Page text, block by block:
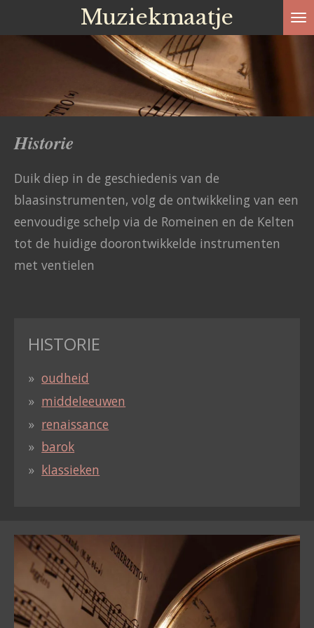
direct
hoofdinhoud
Muziekmaatje
Historie
Duik diep in de geschiedenis van de
blaasinstrumenten, volg de ontwikkeling van een
eenvoudige schelp via de Romeinen en de Kelten
tot de huidige doorontwikkelde instrumenten
met ventielen
HISTORIE
oudheid
middeleeuwen
renaissance
barok
klassieken